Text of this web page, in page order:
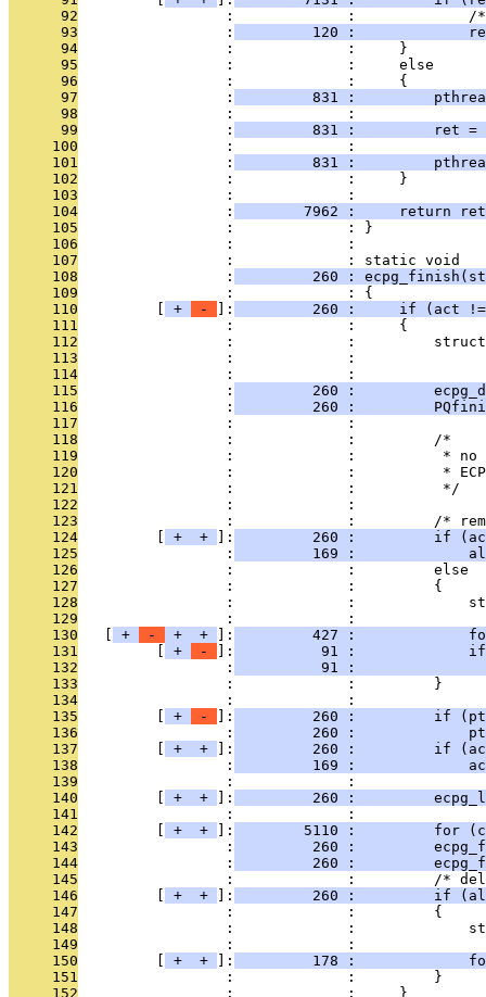
      92
:             :
      93
                 :
120 :
      94
                 :             :     }
      95
                 :             :     else
      96
                 :             :     {
      97
                 :
831 :
      98
                 :             :
      99
                 :
831 :         ret =
     100
                 :             :
     101
                 :
831 :
     102
                 :             :     }
     103
                 :             :
     104
                 :
7962 :     return
     105
                 :             : }
     106
                 :             :
     107
                 :             : static void
     108
                 :
260 :
     109
                 :             : {
     110
+ - ]:
260 :     if (act
     111
                 :             :     {
     112
:             :
     113
:             :
     114
                 :             :
     115
                 :
260 :
     116
                 :
260 :
     117
                 :             :
     118
                 :             :         /*
     119
:             :          *
     120
:             :          *
     121
                 :             :          */
     122
                 :             :
     123
:             :         /*
     124
+ + ]:
260 :         if
     125
                 :
169 :
     126
                 :             :         else
     127
                 :             :         {
     128
:             :
     129
                 :             :
     130
+ - + + ]:
427 :
     131
+ - ]:
91 :
     132
                 :
91 :
     133
                 :             :         }
     134
                 :             :
     135
+ - ]:
260 :         if
     136
                 :
260 :
     137
+ + ]:
260 :         if
     138
                 :
169 :
     139
                 :             :
     140
+ + ]:
260 :
     141
                 :             :
     142
+ + ]:
5110 :         for
     143
                 :
260 :
     144
                 :
260 :
     145
:             :         /*
     146
+ + ]:
260 :         if
     147
                 :             :         {
     148
:             :
     149
                 :             :
     150
+ + ]:
178 :
     151
                 :             :         }
     152
                 :             :     }